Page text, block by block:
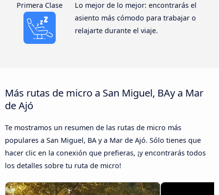
Primera Clase
Lo mejor de lo mejor: encontrarás el
asiento más cómodo para trabajar o
relajarte durante el viaje.
Más rutas de micro a San Miguel, BAy a Mar
de Ajó
Te mostramos un resumen de las rutas de micro más
populares a San Miguel, BA y a Mar de Ajó. Sólo tienes que
hacer clic en la conexión que prefieras, ¡y encontrarás todos
los detalles sobre tu ruta de micro!